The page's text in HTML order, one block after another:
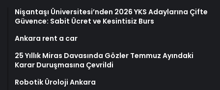
Nişantaşı Üniversitesi’nden 2026 YKS Adaylarına Çifte
Güvence: Sabit Ücret ve Kesintisiz Burs
Ankara rent a car
25 Yıllık Miras Davasında Gözler Temmuz Ayındaki
Karar Duruşmasına Çevrildi
Robotik Üroloji Ankara